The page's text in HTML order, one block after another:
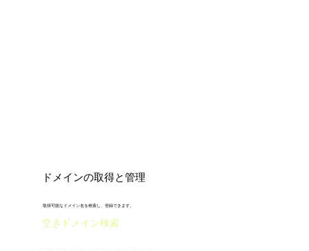
ドメインの取得と管理
取得可能なドメイン名を検索し、登録できます。
空きドメイン検索